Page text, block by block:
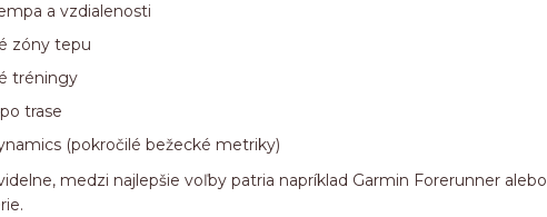
a vzdialenosti
zóny tepu
tréningy
trase
(pokročilé bežecké metriky)
medzi najlepšie voľby patria napríklad Garmin Forerunner alebo